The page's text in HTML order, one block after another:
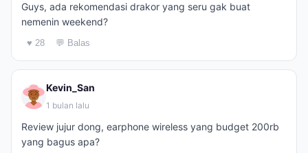
Guys, ada rekomendasi drakor yang seru gak buat
nemenin weekend?
♥ 28 💬 Balas
Kevin_San
1 bulan lalu
Review jujur dong, earphone wireless yang budget 200rb
yang bagus apa?